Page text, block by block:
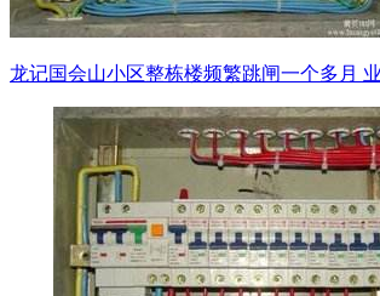
龙记国会山小区整栋楼频繁跳闸一个多月